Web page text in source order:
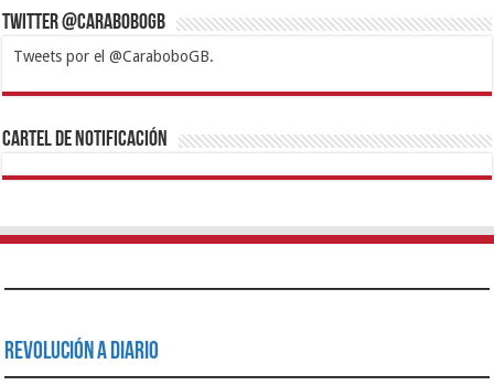
Twitter @CaraboboGB
Tweets por el @CaraboboGB.
1xbetBetturkeyBetistKralbetSupertotobetTipobetMatadorbetMariobet
https://mvbcasino.com/
Cartel de Notificación
Revolución a Diario